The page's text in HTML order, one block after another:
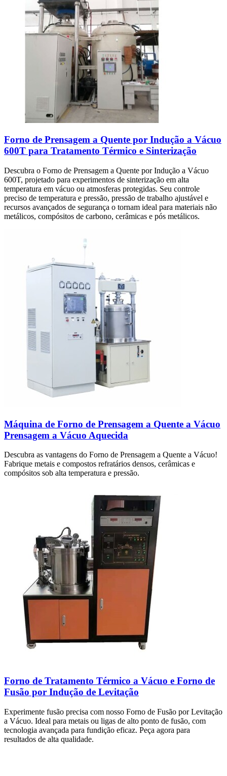
Forno de Prensagem a Quente por Indução a Vácuo
600T para Tratamento Térmico e Sinterização
Descubra o Forno de Prensagem a Quente por Indução a Vácuo
600T, projetado para experimentos de sinterização em alta
temperatura em vácuo ou atmosferas protegidas. Seu controle
preciso de temperatura e pressão, pressão de trabalho ajustável e
recursos avançados de segurança o tornam ideal para materiais não
metálicos, compósitos de carbono, cerâmicas e pós metálicos.
Máquina de Forno de Prensagem a Quente a Vácuo
Prensagem a Vácuo Aquecida
Descubra as vantagens do Forno de Prensagem a Quente a Vácuo!
Fabrique metais e compostos refratários densos, cerâmicas e
compósitos sob alta temperatura e pressão.
Forno de Tratamento Térmico a Vácuo e Forno de
Fusão por Indução de Levitação
Experimente fusão precisa com nosso Forno de Fusão por Levitação
a Vácuo. Ideal para metais ou ligas de alto ponto de fusão, com
tecnologia avançada para fundição eficaz. Peça agora para
resultados de alta qualidade.